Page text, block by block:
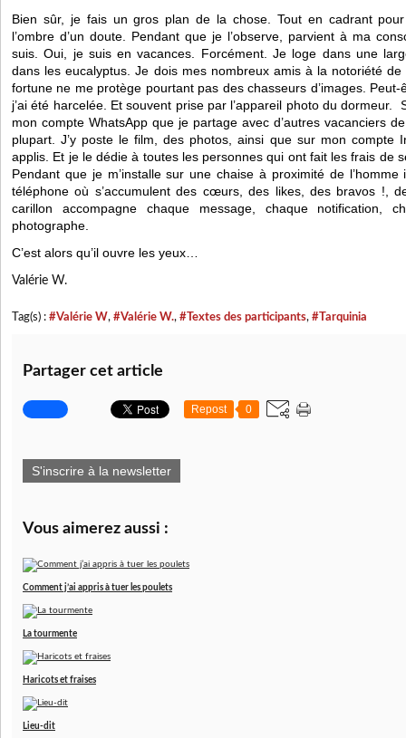
Bien sûr, je fais un gros plan de la chose. Tout en cadrant pour
l’ombre d’un doute. Pendant que je l’observe, parvient à ma
suis. Oui, je suis en vacances. Forcément. Je loge dans une
dans les eucalyptus. Je dois mes nombreux amis à la notoriété
fortune ne me protège pourtant pas des chasseurs d’images. Peut-
j’ai été harcelée. Et souvent prise par l’appareil photo du dormeur.
mon compte WhatsApp que je partage avec d’autres vacanciers
plupart. J’y poste le film, des photos, ainsi que sur mon compte
applis. Et je le dédie à toutes les personnes qui ont fait les frais de
Pendant que je m’installe sur une chaise à proximité de
téléphone où s’accumulent des cœurs, des likes, des bravos !,
carillon accompagne chaque message, chaque notification,
photographe.
C’est alors qu’il ouvre les yeux…
Valérie W.
Tag(s) : #Valérie W, #Valérie W., #Textes des participants, #Tarquinia
Partager cet article
Repost 0
S'inscrire à la newsletter
Vous aimerez aussi :
Comment j’ai appris à tuer les poulets
La tourmente
Haricots et fraises
Lieu-dit